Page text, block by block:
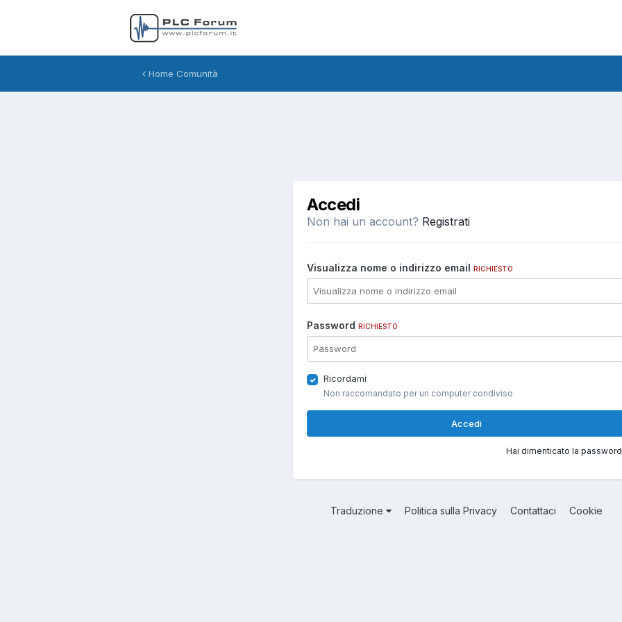
Home Comunità
Accedi
Non hai un account? Registrati
Visualizza nome o indirizzo email RICHIESTO
Password RICHIESTO
Ricordami
Non raccomandato per un computer condiviso
Accedi
Hai dimenticato la
Traduzione Politica sulla Privacy Contattaci Cookie